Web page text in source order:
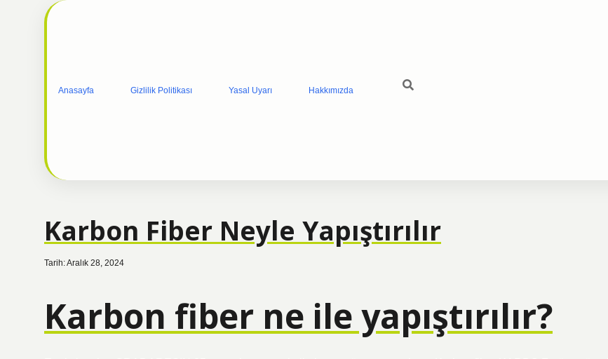
Anasayfa Gizlilik Politikası Yasal Uyarı Hakkımızda
Karbon Fiber Neyle Yapıştırılır
Tarih: Aralık 28, 2024
Karbon fiber ne ile yapıştırılır?